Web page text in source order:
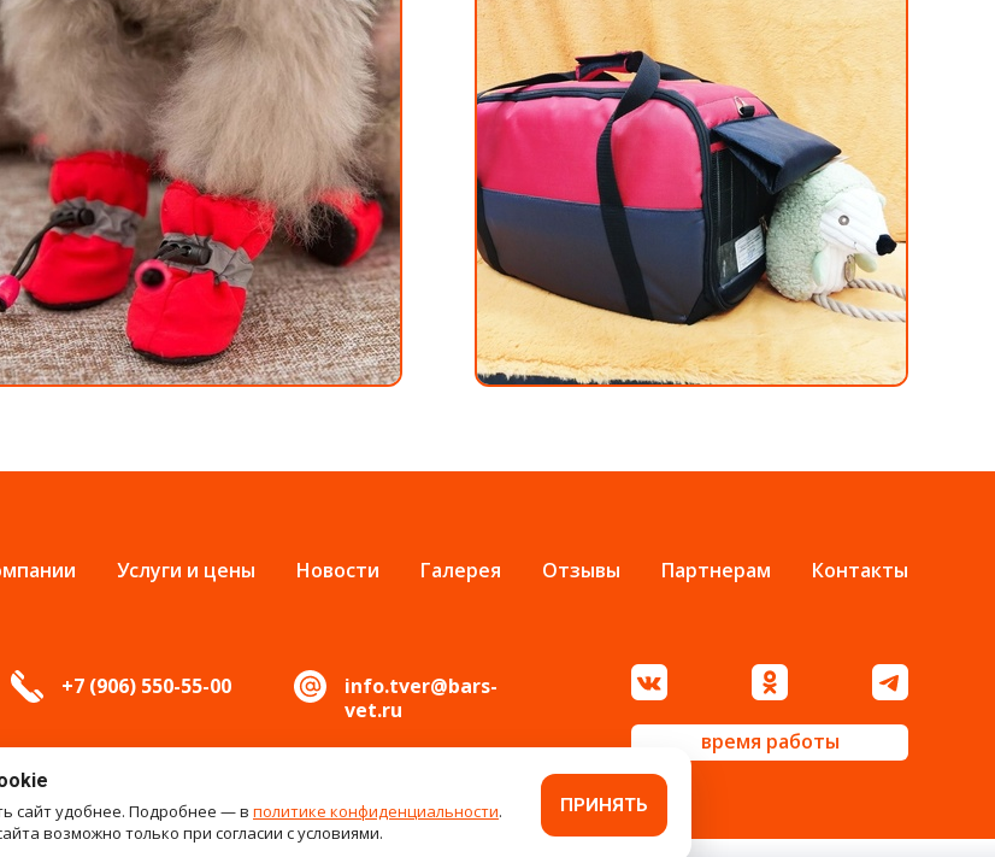
Услуги и цены Новости Галерея Отзывы Партнерам Контакты
+7 (906) 550-55-00
info.tver@bars-
vet.ru
время работы
сайт удобнее. Подробнее — в политике конфиденциальности.
возможно только при согласии с условиями.
ПРИНЯТЬ